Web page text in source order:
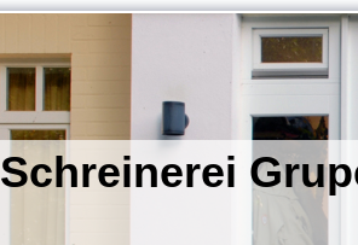
Schreinerei
- die